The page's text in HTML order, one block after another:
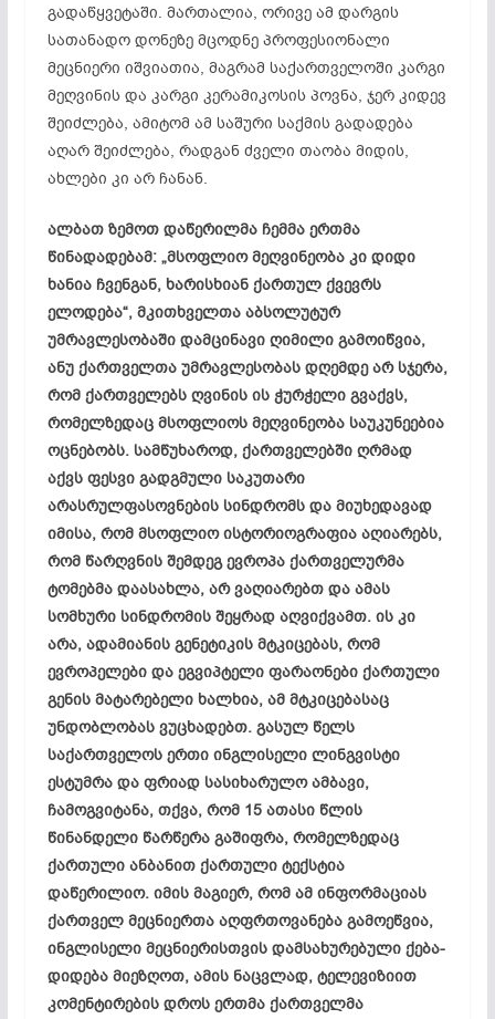
გადაწყვეტაში. მართალია, ორივე ამ დარგის
სათანადო დონეზე მცოდნე პროფესიონალი
მეცნიერი იშვიათია, მაგრამ საქართველოში კარგი
მეღვინის და კარგი კერამიკოსისპოვნა, ჯერ კიდევ
შეიძლება, ამიტომ ამ საშური საქმის გადადება
აღარ შეიძლება, რადგან ძველი თაობა მიდის,
ახლები კი არ ჩანან.
ალბათ ზემოთ დაწერილმა ჩემმა ერთმა
წინადადებამ: „მსოფლიო მეღვინეობა კი დიდი
ხანია ჩვენგან, ხარისხიან ქართულ ქვევრს
ელოდება“, მკითხველთა აბსოლუტურ
უმრავლესობაში დამცინავი ღიმილი გამოიწვია,
ანუ ქართველთა უმრავლესობას დღემდე არ სჯერა,
რომ ქართველებს ღვინის ის ჭურჭელი გვაქვს,
რომელზედაც მსოფლიოს მეღვინეობა საუკუნეებია
ოცნებობს. სამწუხაროდ, ქართველებში ღრმად
აქვს ფესვი გადგმული საკუთარი
არასრულფასოვნების სინდრომს და მიუხედავად
იმისა, რომ მსოფლიო ისტორიოგრაფია აღიარებს,
რომ წარღვნის შემდეგ ევროპა ქართველურმა
ტომებმა დაასახლა, არ ვაღიარებთ და ამას
სომხური სინდრომის შეყრადაღვიქვამთ. ის კი
არა, ადამიანის გენეტიკის მტკიცებას, რომ
ევროპელები და ეგვიპტელი ფარაონები ქართული
გენის მატარებელი ხალხია, ამ მტკიცებასაც
უნდობლობას ვუცხადებთ. გასულ წელს
საქართველოს ერთი ინგლისელი ლინგვისტი
ესტუმრა და ფრიად სასიხარულო ამბავი,
ჩამოგვიტანა, თქვა, რომ 15 ათასი წლის
წინანდელი წარწერა გაშიფრა, რომელზედაც
ქართული ანბანით ქართული ტექსტია
დაწერილიო. იმის მაგიერ, რომ ამ ინფორმაციას
ქართველ მეცნიერთა აღფრთოვანება გამოეწვია,
ინგლისელი მეცნიერისთვის დამსახურებული ქება-
დიდება მიეზღოთ, ამის ნაცვლად, ტელევიზიით
კომენტირების დროს ერთმა ქართველმა